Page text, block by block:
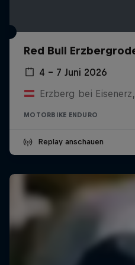
Red Bull
4 – 7 Juni 2026
Erzberg bei
MOTORBIKE ENDURO
Replay anschauen